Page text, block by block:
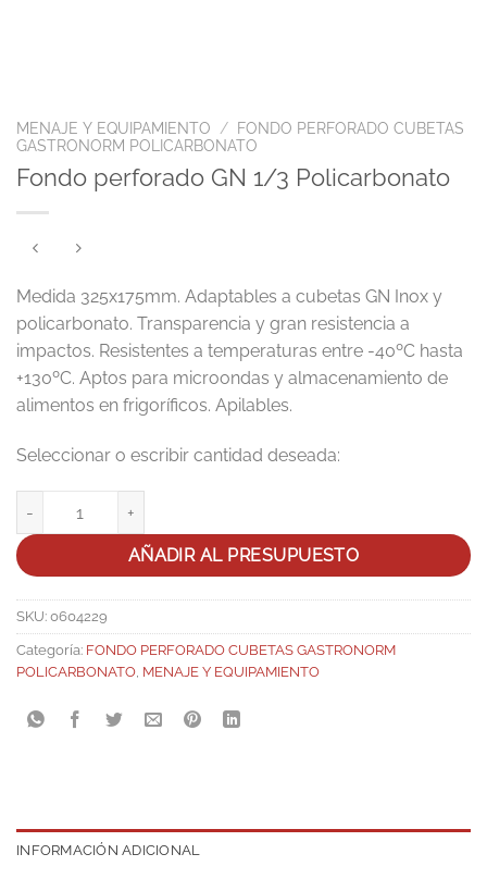
MENAJE Y EQUIPAMIENTO /
FONDO PERFORADO CUBETAS
GASTRONORM POLICARBONATO
Fondo perforado GN 1/3 Policarbonato
Medida 325x175mm. Adaptables a cubetas GN Inox y
policarbonato. Transparencia y gran resistencia a
impactos. Resistentes a temperaturas entre -40ºC hasta
+130ºC. Aptos para microondas y almacenamiento de
alimentos en frigoríficos. Apilables.
AÑADIR AL PRESUPUESTO
SKU: 0604229
Categoría: FONDO PERFORADO CUBETAS GASTRONORM
POLICARBONATO, MENAJE Y EQUIPAMIENTO
INFORMACIÓN ADICIONAL